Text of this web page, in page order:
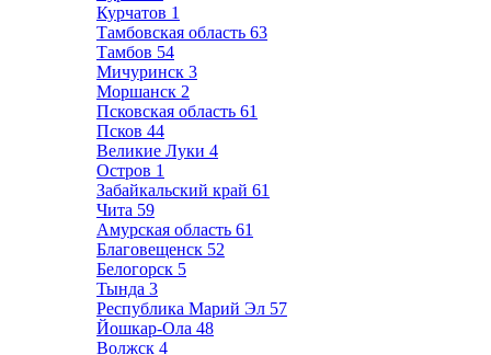
Курчатов 1
Тамбовская область 63
Тамбов 54
Мичуринск 3
Моршанск 2
Псковская область 61
Псков 44
Великие Луки 4
Остров 1
Забайкальский край 61
Чита 59
Амурская область 61
Благовещенск 52
Белогорск 5
Тында 3
Республика Марий Эл 57
Йошкар-Ола 48
Волжск 4